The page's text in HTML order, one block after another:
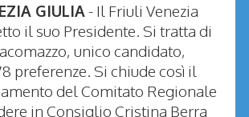
GIULIA- Il Friuli Venezia
il suo Presidente. Si tratta di
unico candidato,
preferenze. Si chiude così il
del Comitato Regionale
in Consiglio Cristina Berra